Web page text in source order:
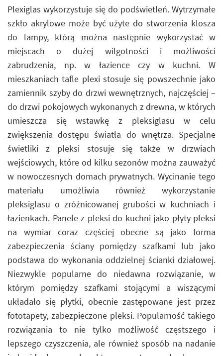
Plexiglas wykorzystuje się do podświetleń. Wytrzymałe
szkło akrylowe może być użyte do stworzenia klosza
do lampy, którą można następnie wykorzystać w
miejscach o dużej wilgotności i możliwości
zabrudzenia, np. w łazience czy w kuchni. W
mieszkaniach tafle plexi stosuje się powszechnie jako
zamiennik szyby do drzwi wewnętrznych, najczęściej –
do drzwi pokojowych wykonanych z drewna, w których
umieszcza się wstawkę z pleksiglasu w celu
zwiększenia dostępu światła do wnętrza. Specjalne
świetliki z pleksi stosuje się także w drzwiach
wejściowych, które od kilku sezonów można zauważyć
w nowoczesnych domach prywatnych. Wycinanie tego
materiału umożliwia również wykorzystanie
pleksiglasu o zróżnicowanej grubości w kuchniach i
łazienkach. Panele z pleksi do kuchni jako płyty pleksi
na wymiar coraz częściej obecne są jako forma
zabezpieczenia ściany pomiędzy szafkami lub jako
podstawa do wykonania oddzielnej ścianki działowej.
Niezwykle popularne do niedawna rozwiązanie, w
którym pomiędzy szafkami stojącymi a wiszącymi
układało się płytki, obecnie zastępowane jest przez
fototapety, zabezpieczone pleksi. Popularność takiego
rozwiązania to nie tylko możliwość częstszego i
lepszego czyszczenia, ale również sposób na nadanie